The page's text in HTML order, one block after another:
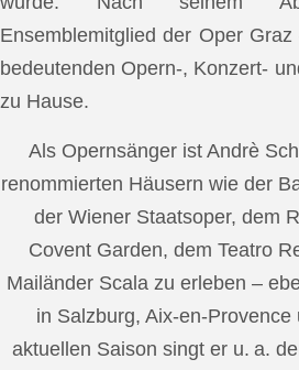
Ensemblemitglied der Oper
bedeutenden Opern-, Konzert-
zu Hause.
Als Opernsänger ist Andrè
renommierten Häusern wie der
der Wiener Staatsoper, dem
Covent Garden, dem Teatro
Mailänder Scala zu erleben –
in Salzburg, Aix-en-
aktuellen Saison singt er u. a.